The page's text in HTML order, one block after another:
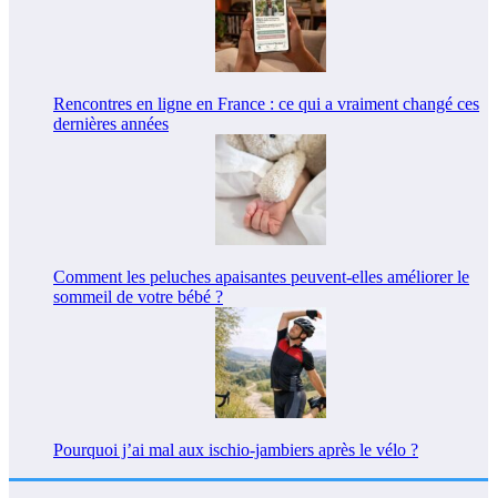
Rencontres en ligne en France : ce qui a vraiment changé ces
dernières années
Comment les peluches apaisantes peuvent-elles améliorer le
sommeil de votre bébé ?
Pourquoi j’ai mal aux ischio-jambiers après le vélo ?